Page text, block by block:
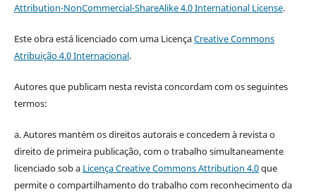
Attribution-NonCommercial-ShareAlike 4.0 International License.
Este obra está licenciado com uma LicençaCreative Commons
Atribuição 4.0 Internacional.
Autores que publicam nesta revista concordam com os seguintes
termos:
a. Autores mantém os direitos autorais e concedem à revista o
direito de primeira publicação, com o trabalho simultaneamente
licenciado sob a Licença Creative Commons Attribution 4.0que
permite o compartilhamento do trabalho com reconhecimento da